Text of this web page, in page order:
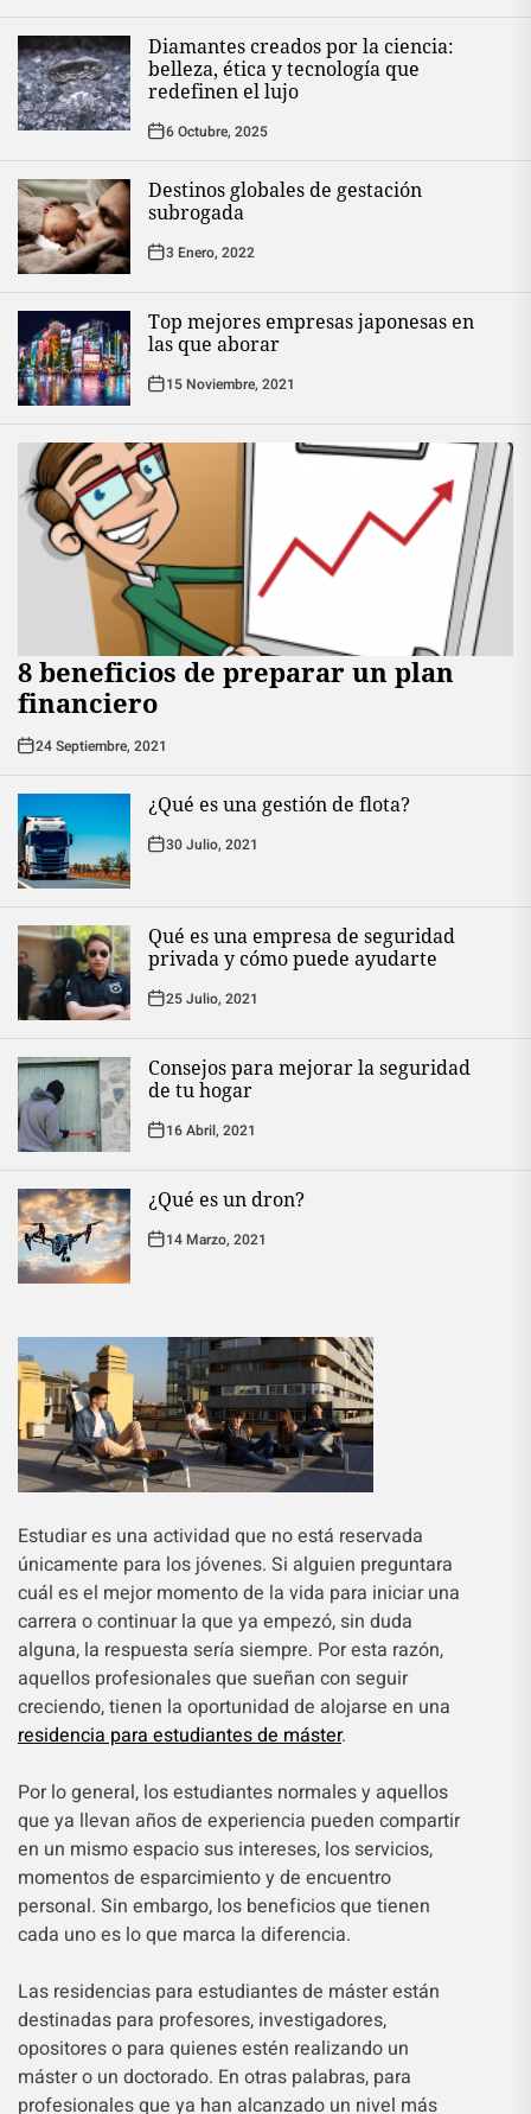
Diamantes creados por la ciencia:
belleza, ética y tecnología que
redefinen el lujo
6 Octubre, 2025
Destinos globales de gestación
subrogada
3 Enero, 2022
Top mejores empresas japonesas en
las que aborar
15 Noviembre, 2021
8 beneficios de preparar un plan
financiero
24 Septiembre, 2021
¿Qué es una gestión de flota?
30 Julio, 2021
Qué es una empresa de seguridad
privada y cómo puede ayudarte
25 Julio, 2021
Consejos para mejorar la seguridad
de tu hogar
16 Abril, 2021
¿Qué es un dron?
14 Marzo, 2021
Estudiar es una actividad que no está reservada
únicamente para los jóvenes. Si alguien preguntara
cuál es el mejor momento de la vida para iniciar una
carrera o continuar la que ya empezó, sin duda
alguna, la respuesta sería siempre. Por esta razón,
aquellos profesionales que sueñan con seguir
creciendo, tienen la oportunidad de alojarse en una
residencia para estudiantes de máster.
Por lo general, los estudiantes normales y aquellos
que ya llevan años de experiencia pueden compartir
en un mismo espacio sus intereses, los servicios,
momentos de esparcimiento y de encuentro
personal. Sin embargo, los beneficios que tienen
cada uno es lo que marca la diferencia.
Las residencias para estudiantes de máster están
destinadas para profesores, investigadores,
opositores o para quienes estén realizando un
máster o un doctorado. En otras palabras, para
profesionales que ya han alcanzado un nivel más